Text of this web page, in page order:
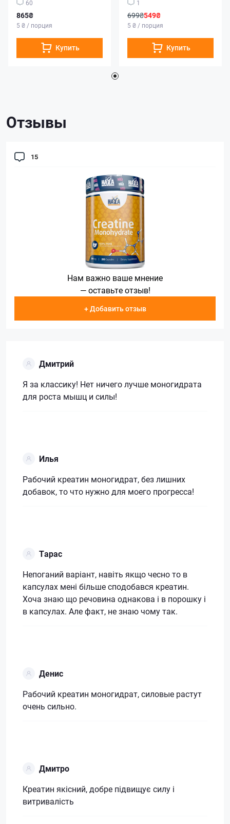
60
865₴
5 ₴ / порция
Купить
1
699₴549₴
5 ₴ / порция
Купить
Отзывы
15
Нам важно ваше мнение
— оставьте отзыв!
+ Добавить отзыв
Дмитрий
Я за классику! Нет ничего лучше моногидрата
для роста мышц и силы!
Илья
Рабочий креатин моногидрат, без лишних
добавок, то что нужно для моего прогресса!
Тарас
Непоганий варіант, навіть якщо чесно то в
капсулах мені більше сподобався креатин.
Хоча знаю що речовина однакова і в порошку і
в капсулах. Але факт, не знаю чому так.
Денис
Рабочий креатин моногидрат, силовые растут
очень сильно.
Дмитро
Креатин якісний, добре підвищує силу і
витривалість